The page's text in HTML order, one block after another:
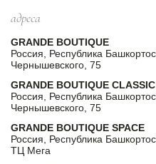
адреса
GRANDE BOUTIQUE
Россия, Республика
Чернышевского, 75
GRANDE BOUTIQUE
Россия, Республика
Чернышевского, 75
GRANDE BOUTIQUE SPACE
Россия, Республика
ТЦ Мега